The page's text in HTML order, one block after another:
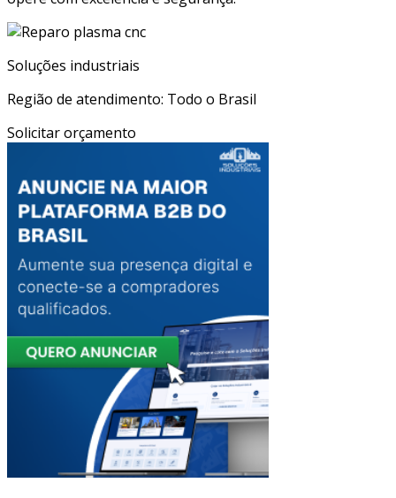
Soluções industriais
Região de atendimento: Todo o Brasil
Solicitar orçamento